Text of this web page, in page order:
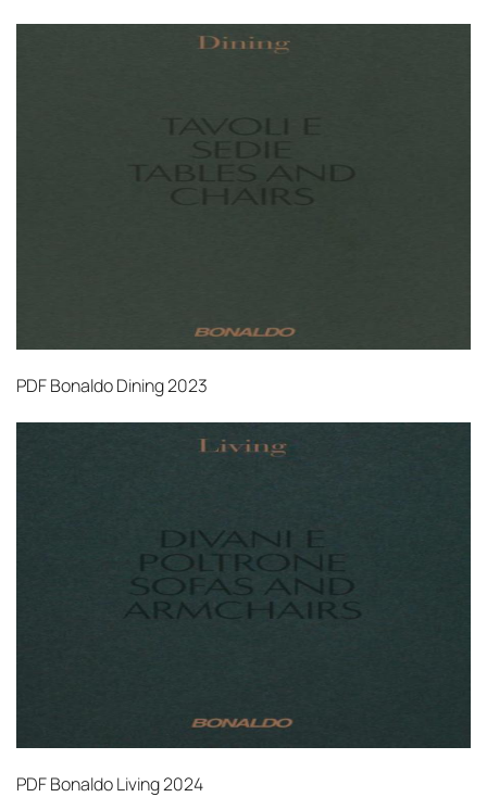
PDFBonaldo Dining 2023
PDFBonaldo Living 2024